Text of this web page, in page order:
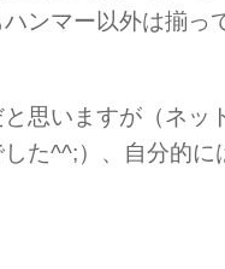
ンマー以外は揃っ
思いますが（ネッ
た^^;）、自分的に